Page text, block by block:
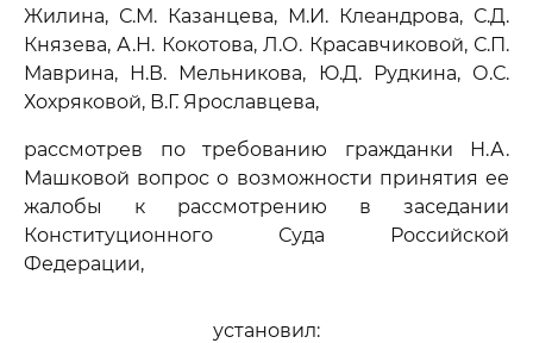
Жилина, С.М. Казанцева, М.И. Клеандрова, С.Д.
Князева, А.Н. Кокотова, Л.О. Красавчиковой, С.П.
Маврина, Н.В. Мельникова, Ю.Д. Рудкина, О.С.
Хохряковой, В.Г. Ярославцева,
рассмотрев по требованию гражданки Н.А.
Машковой вопрос о возможности принятия ее
жалобы к рассмотрению в заседании
Конституционного Суда Российской
Федерации,
установил: